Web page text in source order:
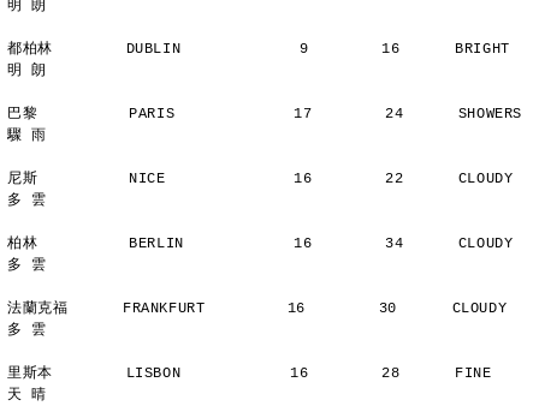
明 朗
都柏林        DUBLIN             9        16      BRIGHT
明 朗
巴黎          PARIS             17        24      SHOWERS
驟 雨
尼斯          NICE              16        22      CLOUDY
多 雲
柏林          BERLIN            16        34      CLOUDY
多 雲
法蘭克福      FRANKFURT         16        30      CLOUDY
多 雲
里斯本        LISBON            16        28      FINE
天 晴